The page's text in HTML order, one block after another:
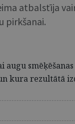
atbalstīja
pirkšanai.
kura rezultātā